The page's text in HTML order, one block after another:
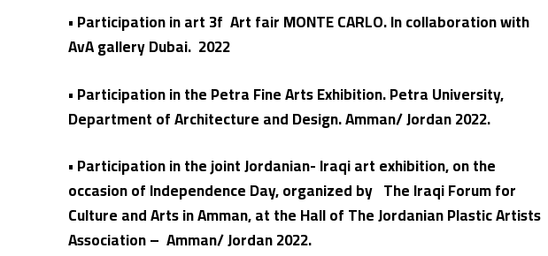
• Participation in art 3f Art fair MONTE CARLO. In collaboration with
AvA gallery Dubai. 2022
• Participation in the Petra Fine Arts Exhibition. Petra University,
Department of Architecture and Design. Amman/ Jordan 2022.
• Participation in the joint Jordanian- Iraqi art exhibition, on the
occasion of Independence Day, organized by The Iraqi Forum for
Culture and Arts in Amman, at the Hall of The Jordanian Plastic Artists
Association – Amman/ Jordan 2022.